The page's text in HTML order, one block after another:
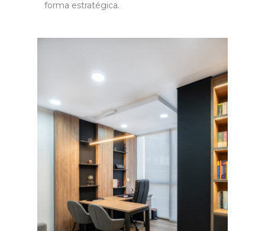
forma estratégica.